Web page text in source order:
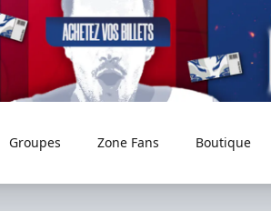
Groupes Zone Fans Boutique